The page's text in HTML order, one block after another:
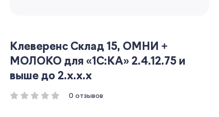
Клеверенс Склад 15, ОМНИ +
МОЛОКО для «1С:КА» 2.4.12.75 и
выше до 2.x.x.x
0 отзывов